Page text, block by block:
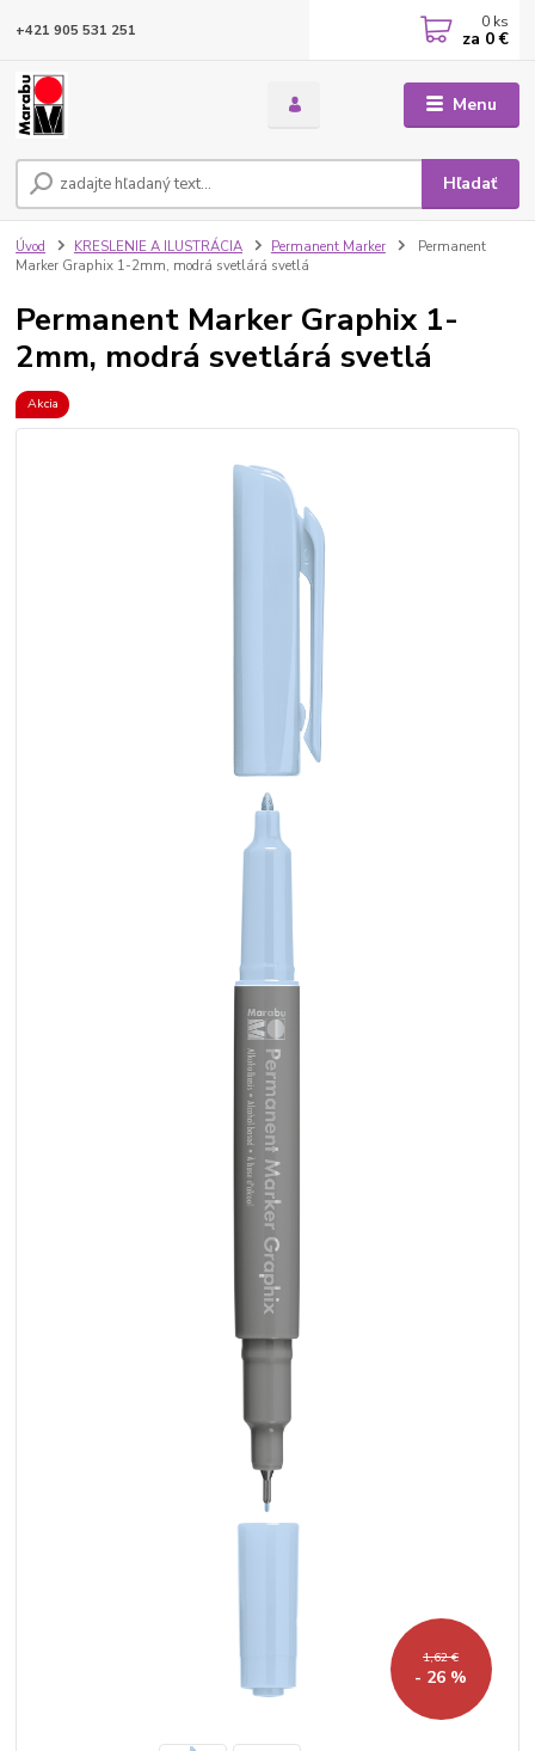
Menu
Hľadať
+421 905 531 251 0 ks
za 0 €
Úvod KRESLENIE A ILUSTRÁCIA Permanent Marker
Permanent
Marker Graphix 1-2mm, modrá svetlárá svetlá
Permanent Marker Graphix 1-
2mm, modrá svetlárá svetlá
Akcia
1,62 €
- 26 %